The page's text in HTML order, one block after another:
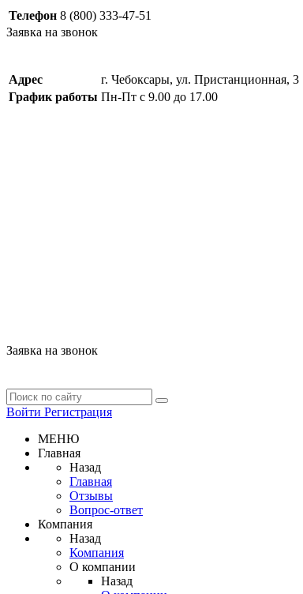
Телефон 8 (800) 333-47-51
Заявка на звонок
Адрес
г. Чебоксары, ул. Пристанционная, 3
График работы Пн-Пт с 9.00 до 17.00
Заявка на звонок
Войти Регистрация
МЕНЮ
Главная
Назад
Главная
Отзывы
Вопрос-ответ
Компания
Назад
Компания
О компании
Назад